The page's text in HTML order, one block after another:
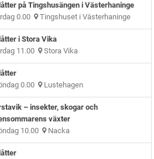
på Tingshusängen i Västerhaninge
0.00 Tingshuset i Västerhaninge
i Stora Vika
11.00 Stora Vika
0.00 Lustehagen
– insekter, skogar och
växter
10.00 Nacka